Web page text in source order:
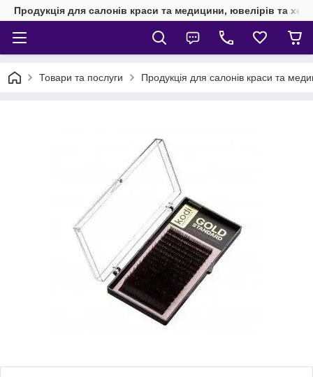
Продукція для салонів краси та медицини, ювелірів та
Товари та послуги Продукція для салонів краси та